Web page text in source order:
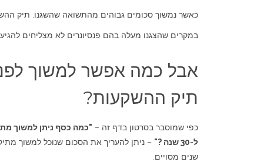
כאשר נמשוך סכומים גבוהים מהתשואה שהשגנו, תיק
במקרים שהצגנו מעלה בהם פנסיונרים לא מצליחים
אבל כמה אפשר למשוך
תיק ההשקעות?
כפי שמוסבר בסרטון בדף זה – "כמה כסף ניתן למשוך
ל-30 שנה ?"
– ניתן להעריך את הסכום שנוכל למשוך
שנים מסויים.